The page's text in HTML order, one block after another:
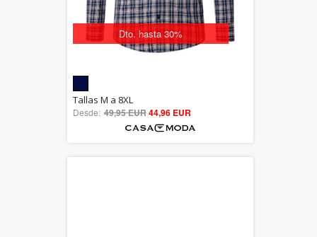
Dto. hasta 30%
out of 5
Tallas M a 8XL
Desde: 49,95 EUR44,96 EUR